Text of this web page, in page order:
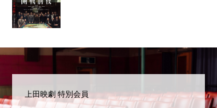
上田映劇 特別会員